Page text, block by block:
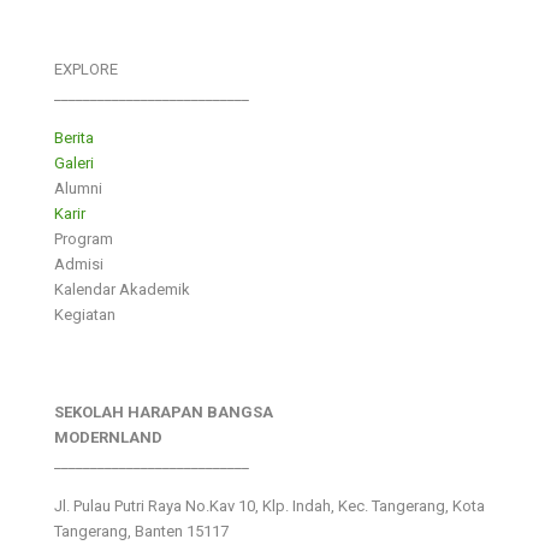
EXPLORE
Berita
Galeri
Alumni
Karir
Program
Admisi
Kalendar Akademik
Kegiatan
SEKOLAH HARAPAN BANGSA
MODERNLAND
Jl. Pulau Putri Raya No.Kav 10, Klp. Indah, Kec. Tangerang, Kota
Tangerang, Banten 15117